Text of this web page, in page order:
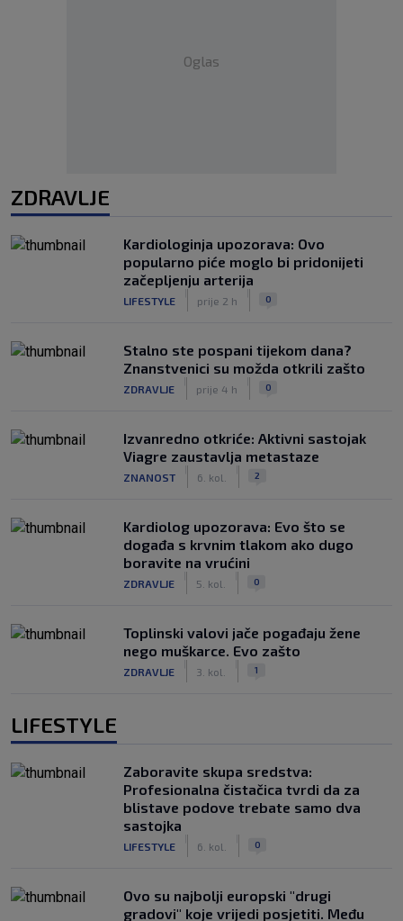
Oglas
ZDRAVLJE
Kardiologinja upozorava: Ovo
popularno piće moglo bi pridonijeti
začepljenju arterija
LIFESTYLE prije 2 h 0
Stalno ste pospani tijekom dana?
Znanstvenici su možda otkrili zašto
ZDRAVLJE prije 4 h 0
Izvanredno otkriće: Aktivni sastojak
Viagre zaustavlja metastaze
ZNANOST 6. kol. 2
Kardiolog upozorava: Evo što se
događa s krvnim tlakom ako dugo
boravite na vrućini
ZDRAVLJE 5. kol. 0
Toplinski valovi jače pogađaju žene
nego muškarce. Evo zašto
ZDRAVLJE 3. kol. 1
LIFESTYLE
Zaboravite skupa sredstva:
Profesionalna čistačica tvrdi da za
blistave podove trebate samo dva
sastojka
LIFESTYLE 6. kol. 0
Ovo su najbolji europski "drugi
gradovi" koje vrijedi posjetiti. Među